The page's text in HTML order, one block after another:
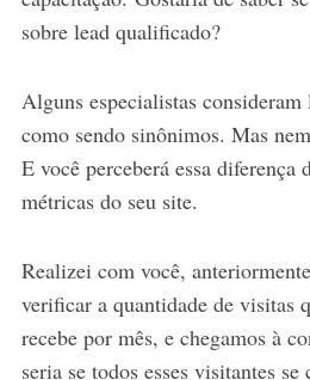
sobre lead qualificado?
Alguns especialistas
como sendo sinônimos. Mas
E você perceberá essa diferença
métricas do seu site.
Realizei com você,
verificar a quantidade de visitas
recebe por mês, e chegamos à
seria se todos esses visitantes se